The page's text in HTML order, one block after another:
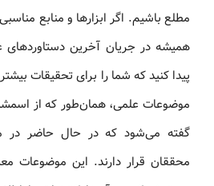
مطلع باشیم. اگر ابزارها و منابع
همیشه در جریان آخرین
پیدا کنید که شما را برای تحقیقات
موضوعات علمی، همان‌طور که از
گفته می‌شود که در حال حاضر در
محققان قرار دارند. این موضوعات